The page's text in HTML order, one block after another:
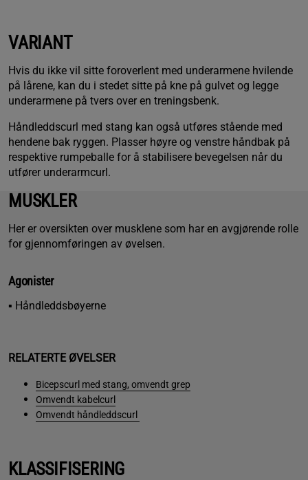
VARIANT
Hvis du ikke vil sitte foroverlent med underarmene hvilende
på lårene, kan du i stedet sitte på kne på gulvet og legge
underarmene på tvers over en treningsbenk.
Håndleddscurl med stang kan også utføres stående med
hendene bak ryggen. Plasser høyre og venstre håndbak på
respektive rumpeballe for å stabilisere bevegelsen når du
utfører underarmcurl.
MUSKLER
Her er oversikten over musklene som har en avgjørende rolle
for gjennomføringen av øvelsen.
Agonister
▪ Håndleddsbøyerne
RELATERTE ØVELSER
Bicepscurl med stang, omvendt grep
Omvendt kabelcurl
Omvendt håndleddscurl
KLASSIFISERING